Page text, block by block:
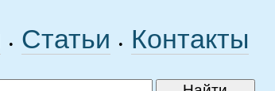
• Статьи • Контакты